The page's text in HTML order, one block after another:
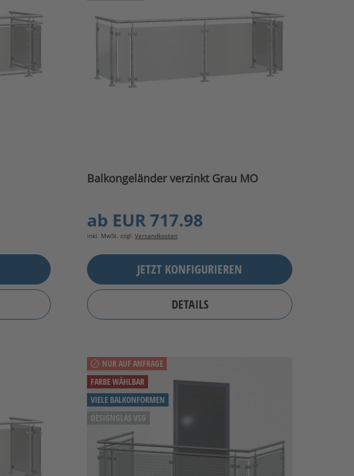
Balkongeländer verzinkt Grau MO
ab EUR 717.98
inkl. MwSt. zzgl. Versandkosten
JETZT KONFIGURIEREN
DETAILS
NUR AUF ANFRAGE
FARBE WÄHLBAR
VIELE BALKONFORMEN
DESIGNGLAS VSG